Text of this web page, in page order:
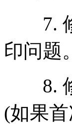
7. 修
印问题。
8. 修
(如果